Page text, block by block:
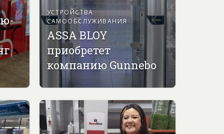
УСТРОЙСТВА
САМООБСЛУЖИВАНИЯ
ASSA BLOY
приобретет
компанию Gunnebo